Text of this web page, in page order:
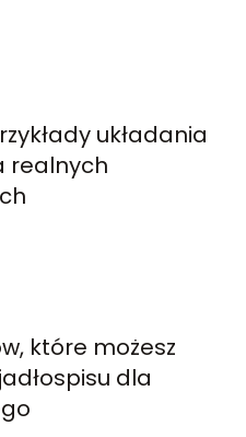
układania
realnych
które możesz
dla